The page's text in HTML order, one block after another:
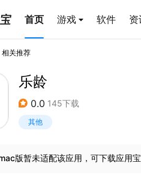
首页 游戏 软件 资
相关推荐
乐龄
0.0 145下载
其他
版暂未适配该应用，可下载应用